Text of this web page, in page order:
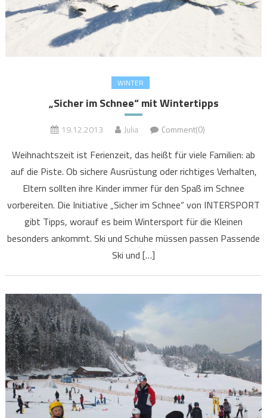
WINTER
„Sicher im Schnee“ mit Wintertipps
19.12.2013 Julia Comment(0)
Weihnachtszeit ist Ferienzeit, das heißt für viele Familien: ab
auf die Piste. Ob sichere Ausrüstung oder richtiges Verhalten,
Eltern sollten ihre Kinder immer für den Spaß im Schnee
vorbereiten. Die Initiative „Sicher im Schnee“ von INTERSPORT
gibt Tipps, worauf es beim Wintersport für die Kleinen
besonders ankommt. Ski und Schuhe müssen passen Passende
Ski und […]